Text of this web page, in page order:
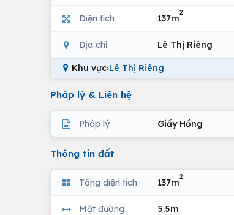
Diện tích 137m
2
Địa chỉ Lê Thị Riêng
Khu vực›Lê Thị Riêng
Pháp lý & Liên hệ
Pháp lý Giấy Hồng
Thông tin đất
Tổng diện tích 137m
2
Mặt đường 5.5m